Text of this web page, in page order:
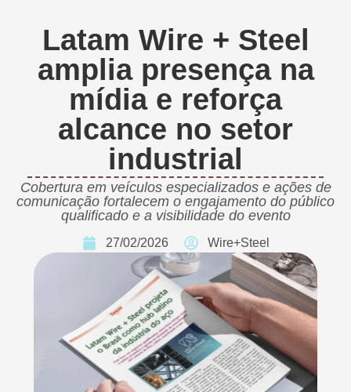
Latam Wire + Steel
amplia presença na
mídia e reforça
alcance no setor
industrial
Cobertura em veículos especializados e ações de
comunicação fortalecem o engajamento do público
qualificado e a visibilidade do evento
27/02/2026 Wire+Steel